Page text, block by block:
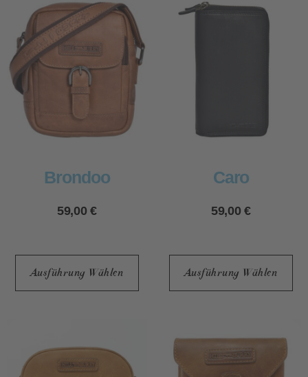
Brondoo
59,00€
Ausführung Wählen
Caro
59,00€
Ausführung Wählen